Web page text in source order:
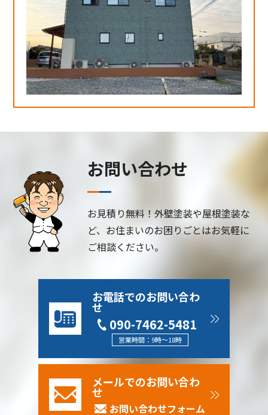
お問い合わせ
お見積り無料！外壁塗装や屋根塗装な
ど、お住まいのお困りごとはお気軽に
ご相談ください。
お電話でのお問い合わ
せ
090-7462-5481
営業時間：9時～18時
メールでのお問い合わ
せ
お問い合わせフォーム